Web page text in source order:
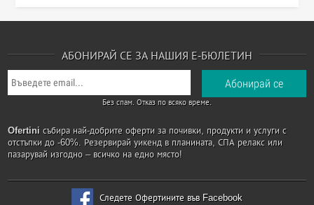
АБОНИРАЙ СЕ ЗА НАШИЯ Е-БЮЛЕТИН
Без спам. Отказ по всяко време.
Ofertini събира най-добрите оферти за почивки, продукти и услуги с
отстъпки до -60%. Резервирай уикенд в планината, СПА релакс или
пазарувай изгодно – всичко на едно място!
Следете Офертините във Facebook